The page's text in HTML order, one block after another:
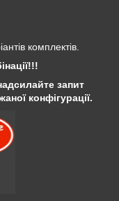
комплектів.
запит
конфігурації.